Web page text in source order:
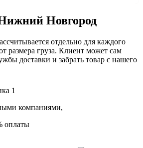
Новгород
отдельно для каждого
размера груза. Клиент может сам
доставки и забрать товар с нашего
компаниями,
оплаты